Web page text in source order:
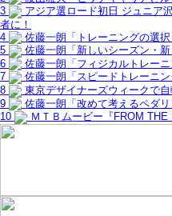
3
アジア選ロード初日 ジュニア
者に！
4
佐藤一朗「トレーニングの選択
5
佐藤一朗「新しいシーズン・
6
佐藤一朗「フィジカルトレーニ
7
佐藤一朗「スピードトレーニ
8
東京デザイナーズウィークで
9
佐藤一朗「改めて考えるペダリ
10
ＭＴＢムービー『FROM